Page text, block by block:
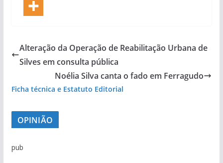
Alteração da Operação de Reabilitação Urbana de
Silves em consulta pública
Noélia Silva canta o fado em Ferragudo
Ficha técnica e Estatuto Editorial
OPINIÃO
pub